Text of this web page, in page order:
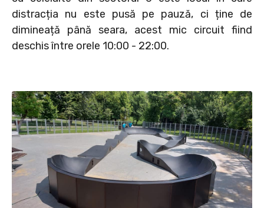
distracția nu este pusă pe pauză, ci ține de
dimineață până seara, acest mic circuit fiind
deschis între orele 10:00 - 22:00.